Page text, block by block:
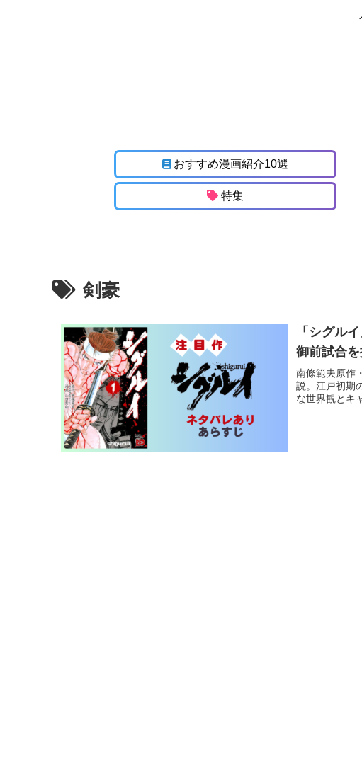
おすすめ漫画紹介10選
特集
剣豪
「シグル
御前試合
南條範夫原作
説。江戸初期
な世界観とキ